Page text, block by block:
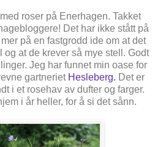
roser på Enerhagen. Takket
Det har ikke stått på
på en fastgrodd ide om at det
at de krever så mye stell. Godt
Jeg har funnet min oase for
gartneriet Hesleberg. Det er
i et rosehav av dufter og farger.
i år heller, for å si det sånn.